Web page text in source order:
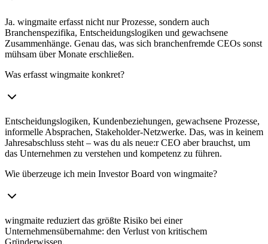
Ja. wingmaite erfasst nicht nur Prozesse, sondern auch
Branchenspezifika, Entscheidungslogiken und gewachsene
Zusammenhänge. Genau das, was sich branchenfremde CEOs sonst
mühsam über Monate erschließen.
Was erfasst wingmaite konkret?
Entscheidungslogiken, Kundenbeziehungen, gewachsene Prozesse,
informelle Absprachen, Stakeholder-Netzwerke. Das, was in keinem
Jahresabschluss steht – was du als neue:r CEO aber brauchst, um
das Unternehmen zu verstehen und kompetenz zu führen.
Wie überzeuge ich mein Investor Board von wingmaite?
wingmaite reduziert das größte Risiko bei einer
Unternehmensübernahme: den Verlust von kritischem